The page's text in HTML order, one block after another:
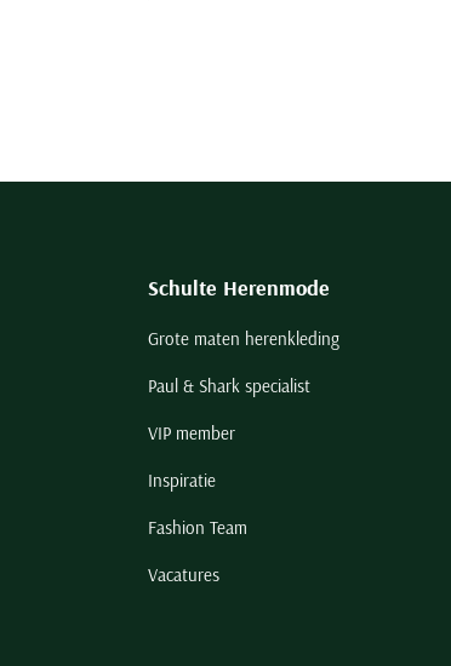
Schulte Herenmode
Grote maten herenkleding
Paul & Shark specialist
VIP member
Inspiratie
Fashion Team
Vacatures